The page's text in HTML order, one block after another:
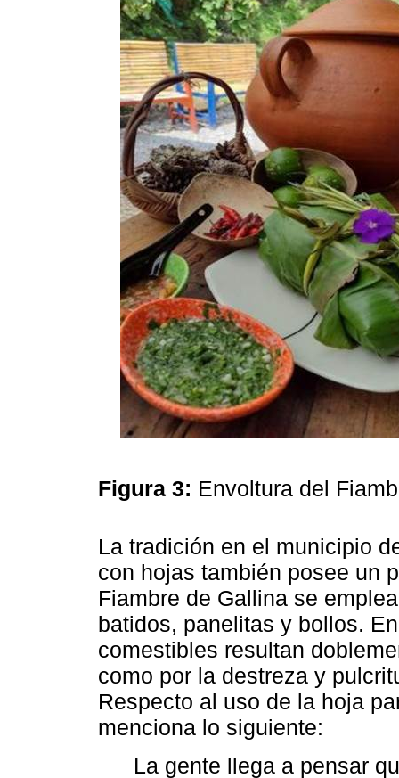
Figura 3: Envoltura del
La tradición en el municipio
con hojas también posee un
Fiambre de Gallina se
batidos, panelitas y bollos.
comestibles resultan
como por la destreza y
Respecto al uso de la hoja
menciona lo siguiente:
La gente llega a pensar